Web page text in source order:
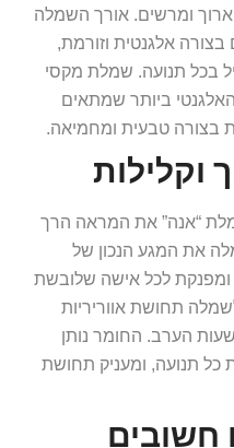
ומרשים. אורך השמלה
אלגנטית וזורמת,
בכל תנועה. שמלת מקסי
ביותר שמתאים
בצורה טבעית ומחמיאה.
וקלילות
“אנה” את המראה הרך
את המגע הנכון של
ומפנקת לכל אישה שלובשת
תחושת אווריריות
הערב. החומר נותן
תנועה, ומעניק תחושת
חשובים